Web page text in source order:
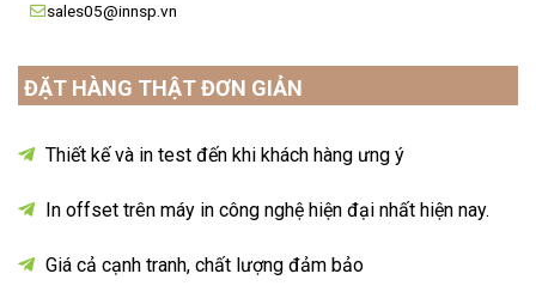
sales05@innsp.vn
ĐẶT HÀNG THẬT ĐƠN GIẢN
Thiết kế và in test đến khi khách hàng ưng ý
In offset trên máy in công nghệ hiện đại nhất hiện nay.
Giá cả cạnh tranh, chất lượng đảm bảo